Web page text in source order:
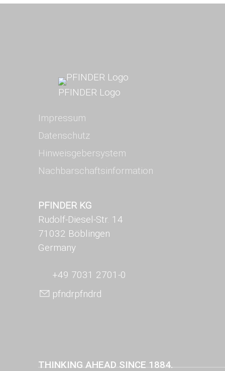
PFINDER Logo
Impressum
Datenschutz
Hinweisgebersystem
Nachbarschaftsinformation
PFINDER KG
Rudolf-Diesel-Str. 14
71032 Böblingen
Germany
+49 7031 2701-0
pfndrpfndrd
THINKING AHEAD SINCE 1884.